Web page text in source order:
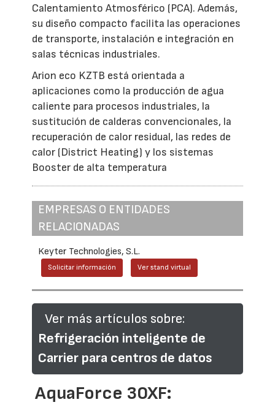
Calentamiento Atmosférico (PCA). Además,
su diseño compacto facilita las operaciones
de transporte, instalación e integración en
salas técnicas industriales.
Arion eco KZTB está orientada a
aplicaciones como la producción de agua
caliente para procesos industriales, la
sustitución de calderas convencionales, la
recuperación de calor residual, las redes de
calor (District Heating) y los sistemas
Booster de alta temperatura
EMPRESAS O ENTIDADES
RELACIONADAS
Keyter Technologies, S.L.
Solicitar información Ver stand virtual
Ver más artículos sobre:
Refrigeración inteligente de
Carrier para centros de datos
AquaForce 30XF: